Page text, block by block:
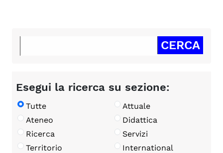
Esegui la ricerca su sezione:
Tutte
Attuale
Ateneo
Didattica
Ricerca
Servizi
Territorio
International